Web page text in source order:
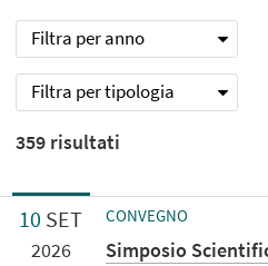
Filtra per anno
Filtra per tipologia
359 risultati
10 SET
2026
CONVEGNO
Simposio